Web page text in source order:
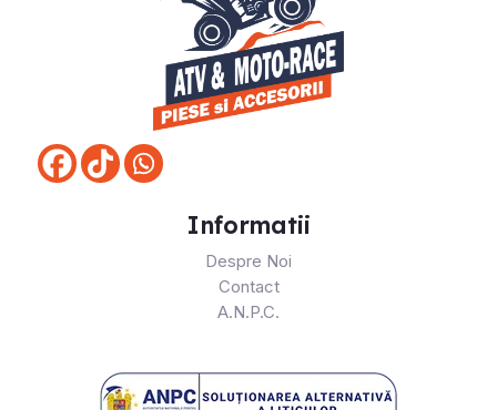
Informatii
Despre Noi
Contact
A.N.P.C.